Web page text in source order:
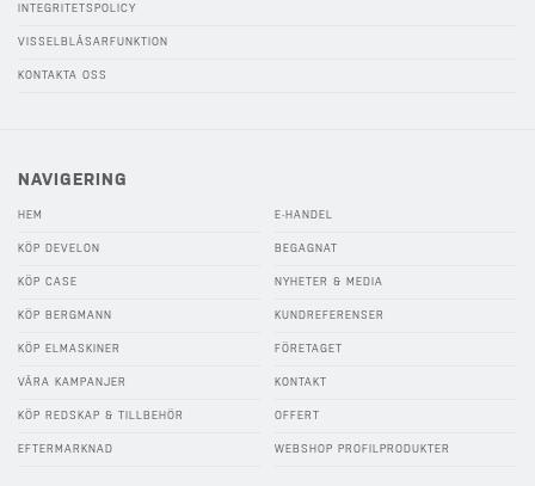
INTEGRITETSPOLICY
VISSELBLÅSARFUNKTION
KONTAKTA OSS
NAVIGERING
HEM
KÖP DEVELON
KÖP CASE
KÖP BERGMANN
KÖP ELMASKINER
VÅRA KAMPANJER
KÖP REDSKAP & TILLBEHÖR
EFTERMARKNAD
E-HANDEL
BEGAGNAT
NYHETER & MEDIA
KUNDREFERENSER
FÖRETAGET
KONTAKT
OFFERT
WEBSHOP PROFILPRODUKTER